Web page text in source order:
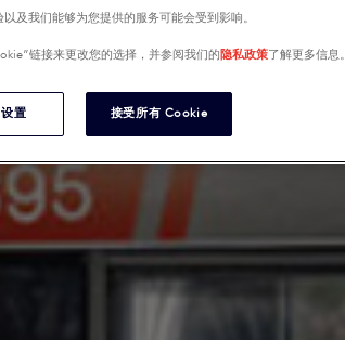
及我们能够为您提供的服务可能会受到影响。
链接来更改您的选择，并参阅我们的 隐私政策了解更多信息。
置 接受所有 Cookie